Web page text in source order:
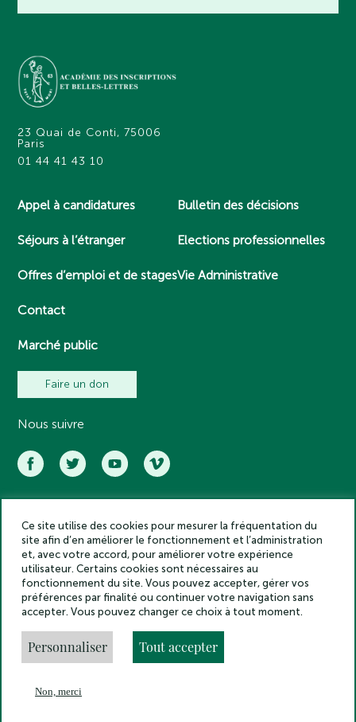
23 Quai de Conti, 75006
Paris
01 44 41 43 10
Appel à candidatures
Séjours à l’étranger
Offres d’emploi et de stages
Contact
Marché public
Bulletin des décisions
Elections professionnelles
Vie Administrative
Faire un don
Nous suivre
Académie des inscriptions et belles lettres – Tous droits réservés
2025
Politique de confidentialité
Mentions légales
Crédits
Gestion des cookies
Made by
Ce site utilise des cookies pour mesurer la fréquentation du
site afin d’en améliorer le fonctionnement et l’administration
et, avec votre accord, pour améliorer votre expérience
utilisateur. Certains cookies sont nécessaires au
fonctionnement du site. Vous pouvez accepter, gérer vos
préférences par finalité ou continuer votre navigation sans
accepter. Vous pouvez changer ce choix à tout moment.
Personnaliser Tout accepter
Non, merci